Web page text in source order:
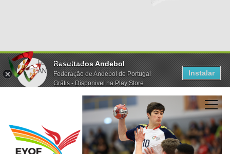
Resultados Andebol
Federação de Andebol de Portugal
Grátis - Disponivel na Play Store
Instalar